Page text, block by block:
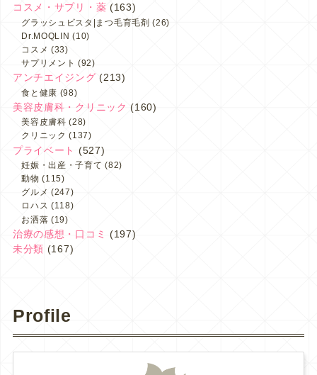
コスメ・サプリ・薬 (163)
グラッシュビスタ|まつ毛育毛剤 (26)
Dr.MOQLIN (10)
コスメ (33)
サプリメント (92)
アンチエイジング (213)
食と健康 (98)
美容皮膚科・クリニック (160)
美容皮膚科 (28)
クリニック (137)
プライベート (527)
妊娠・出産・子育て (82)
動物 (115)
グルメ (247)
ロハス (118)
お洒落 (19)
治療の感想・口コミ (197)
未分類 (167)
Profile